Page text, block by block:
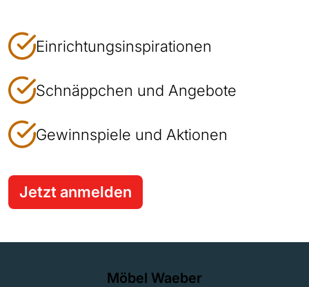
Einrichtungsinspirationen
Schnäppchen und Angebote
Gewinnspiele und Aktionen
Jetzt anmelden
Möbel Waeber